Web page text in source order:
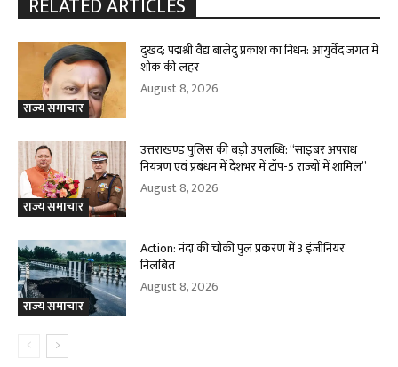
राज्य समाचार
दुखद: पद्मश्री वैद्य बालेंदु प्रकाश का निधन: आयुर्वेद जगत में
शोक की लहर
August 8, 2026
राज्य समाचार
उत्तराखण्ड पुलिस की बड़ी उपलब्धि: “साइबर अपराध
नियंत्रण एवं प्रबंधन में देशभर में टॉप-5 राज्यों में शामिल”
August 8, 2026
राज्य समाचार
Action: नंदा की चौकी पुल प्रकरण में 3 इंजीनियर
निलंबित
August 8, 2026